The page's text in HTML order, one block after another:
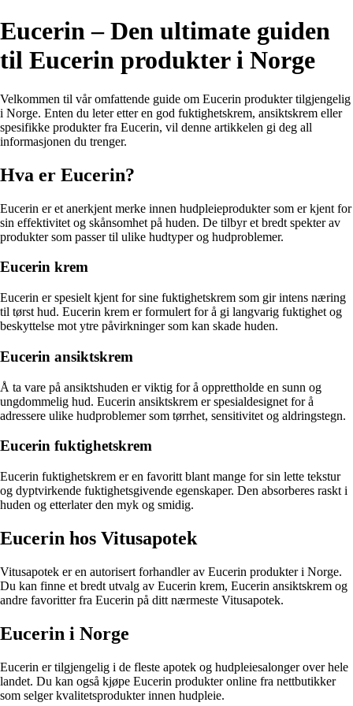
Eucerin – Den ultimate guiden
til Eucerin produkter i Norge
Velkommen til vår omfattende guide om Eucerin produkter tilgjengelig
i Norge. Enten du leter etter en god fuktighetskrem, ansiktskrem eller
spesifikke produkter fra Eucerin, vil denne artikkelen gi deg all
informasjonen du trenger.
Hva er Eucerin?
Eucerin er et anerkjent merke innen hudpleieprodukter som er kjent for
sin effektivitet og skånsomhet på huden. De tilbyr et bredt spekter av
produkter som passer til ulike hudtyper og hudproblemer.
Eucerin krem
Eucerin er spesielt kjent for sine fuktighetskrem som gir intens næring
til tørst hud. Eucerin krem er formulert for å gi langvarig fuktighet og
beskyttelse mot ytre påvirkninger som kan skade huden.
Eucerin ansiktskrem
Å ta vare på ansiktshuden er viktig for å opprettholde en sunn og
ungdommelig hud. Eucerin ansiktskrem er spesialdesignet for å
adressere ulike hudproblemer som tørrhet, sensitivitet og aldringstegn.
Eucerin fuktighetskrem
Eucerin fuktighetskrem er en favoritt blant mange for sin lette tekstur
og dyptvirkende fuktighetsgivende egenskaper. Den absorberes raskt i
huden og etterlater den myk og smidig.
Eucerin hos Vitusapotek
Vitusapotek er en autorisert forhandler av Eucerin produkter i Norge.
Du kan finne et bredt utvalg av Eucerin krem, Eucerin ansiktskrem og
andre favoritter fra Eucerin på ditt nærmeste Vitusapotek.
Eucerin i Norge
Eucerin er tilgjengelig i de fleste apotek og hudpleiesalonger over hele
landet. Du kan også kjøpe Eucerin produkter online fra nettbutikker
som selger kvalitetsprodukter innen hudpleie.